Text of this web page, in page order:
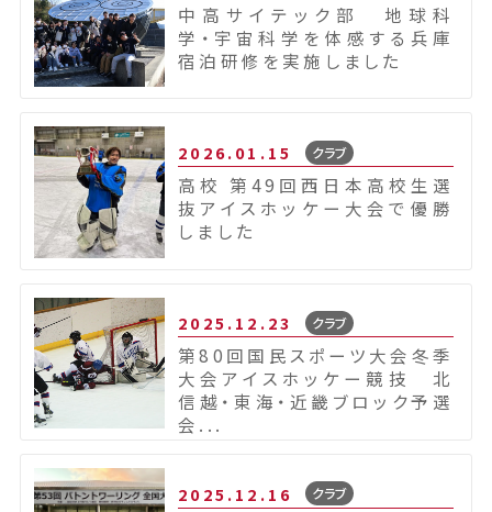
中高サイテック部 地球科
学・宇宙科学を体感する兵庫
宿泊研修を実施しました
2026.01.15 クラブ
高校 第49回西日本高校生選
抜アイスホッケー大会で優勝
しました
2025.12.23 クラブ
第80回国民スポーツ大会冬季
大会アイスホッケー競技 北
信越・東海・近畿ブロック予選
会...
2025.12.16 クラブ